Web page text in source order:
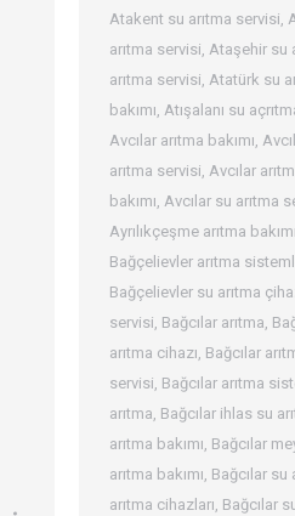
Atakent su arıtma servisi,
arıtma servisi, Ataşehir su
arıtma servisi, Atatürk su
bakımı, Atışalanı su
Avcılar arıtma bakımı,
arıtma servisi, Avcılar
bakımı, Avcılar su arıtma
Ayrılıkçeşme arıtma bakımı
Bağçelievler arıtma
Bağçelievler su arıtma
servisi, Bağcılar arıtma,
arıtma cihazı, Bağcılar
servisi, Bağcılar arıtma
arıtma, Bağcılar ihlas su
arıtma bakımı, Bağcılar
arıtma bakımı, Bağcılar su
arıtma cihazları, Bağcılar